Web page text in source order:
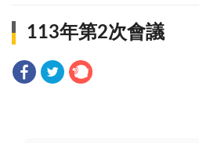
113年第2次會議